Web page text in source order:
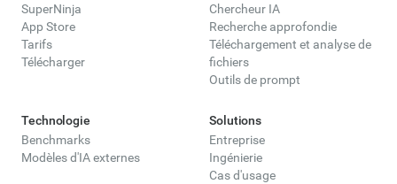
SuperNinja
App Store
Tarifs
Télécharger
Chercheur IA
Recherche approfondie
Téléchargement et analyse de
fichiers
Outils de prompt
Technologie
Benchmarks
Modèles d'IA externes
Solutions
Entreprise
Ingénierie
Cas d'usage